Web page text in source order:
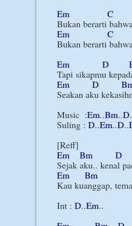
Em C
Em
C
Bukan berarti
Em
D
Em
D
Seakan aku
Music  :Em..Bm..D
Suling : D..Em..D..
Em
Bm D
Em
Bm
Kau kuanggap,
Int : D..Em..